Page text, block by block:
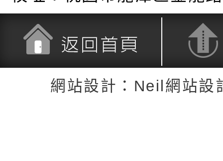
返回首頁 返回頂端
網站設計：Neil網站設